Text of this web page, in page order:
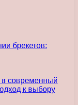
брекетов:
в современный
к выбору